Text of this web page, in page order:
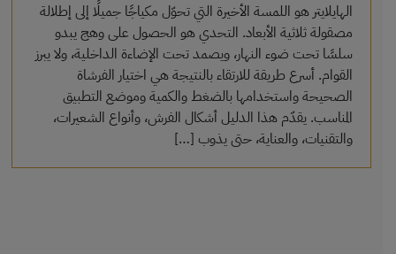
الهايلايتر هو اللمسة الأخيرة التي تحوّل مكياجًا جميلًا إلى إطلالة
مصقولة ثلاثية الأبعاد. التحدي هو الحصول على وهج يبدو
سلسًا تحت ضوء النهار، ويصمد تحت الإضاءة الداخلية، ولا يبرز
القوام. أسرع طريقة للارتقاء بالنتيجة هي اختيار الفرشاة
الصحيحة واستخدامها بالضغط والكمية وموضع التطبيق
المناسب. يقدّم هذا الدليل أشكال الفرش، وأنواع الشعيرات،
والتقنيات، والعناية، حتى يذوب […]